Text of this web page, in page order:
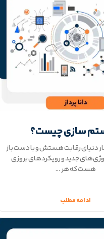
سازی چیست؟
دنیای رقابت هستش و با دست باز
جدید و رویکردهای بروزی
هست که هر
ادامه مطلب